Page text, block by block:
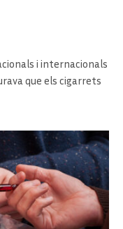
i internacionals
que els cigarrets